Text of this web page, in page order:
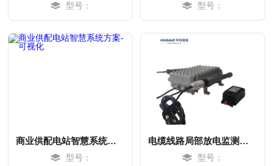
型号： 型号：
商业供配电站智慧系统方案-可视化
型号：
电缆线路局部放电监测系统-快速响应
型号：